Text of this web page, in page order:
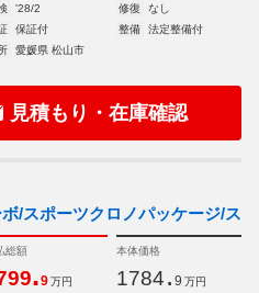
'28/2 修復
なし
保証付 整備
法定整備付
愛媛県 松山市
見積もり・在庫確認
/スポーツクロノパッケージ/ス
総額
.9 万円
本体価格
1784. 9 万円